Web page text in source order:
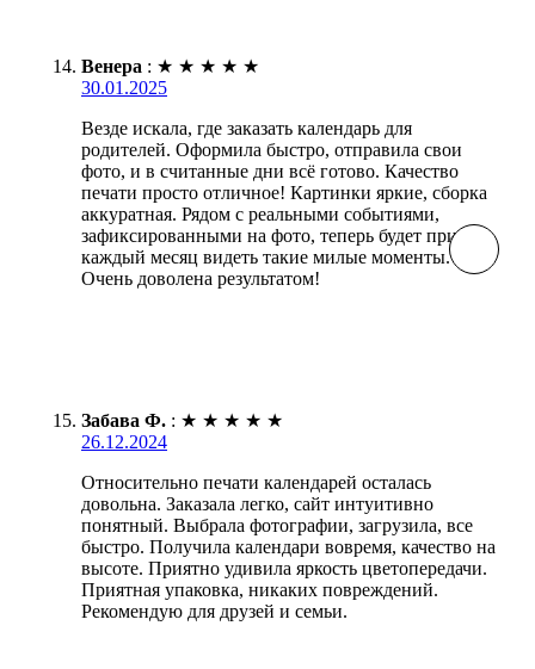
Венера : ★ ★ ★ ★ ★
30.01.2025
Везде искала, где заказать календарь для
родителей. Оформила быстро, отправила свои
фото, и в считанные дни всё готово. Качество
печати просто отличное! Картинки яркие, сборка
аккуратная. Рядом с реальными событиями,
зафиксированными на фото, теперь будет приятно
каждый месяц видеть такие милые моменты.
Очень доволена результатом!
Забава Ф. : ★ ★ ★ ★ ★
26.12.2024
Относительно печати календарей осталась
довольна. Заказала легко, сайт интуитивно
понятный. Выбрала фотографии, загрузила, все
быстро. Получила календари вовремя, качество на
высоте. Приятно удивила яркость цветопередачи.
Приятная упаковка, никаких повреждений.
Рекомендую для друзей и семьи.